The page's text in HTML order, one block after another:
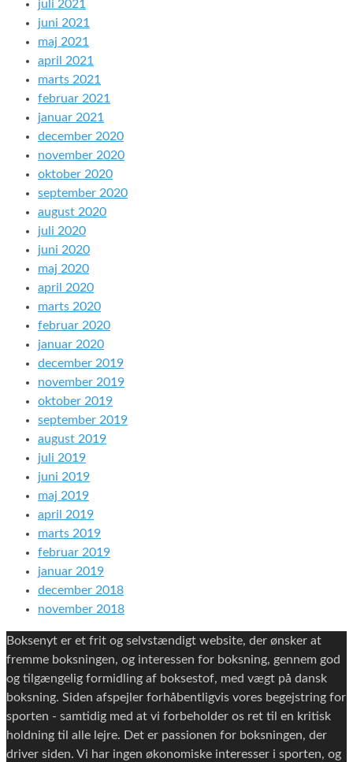
juli 2021
juni 2021
maj 2021
april 2021
marts 2021
februar 2021
januar 2021
december 2020
november 2020
oktober 2020
september 2020
august 2020
juli 2020
juni 2020
maj 2020
april 2020
marts 2020
februar 2020
januar 2020
december 2019
november 2019
oktober 2019
september 2019
august 2019
juli 2019
juni 2019
maj 2019
april 2019
marts 2019
februar 2019
januar 2019
december 2018
november 2018
Boksenyt er et frit og selvstændigt website, der ønsker at
fremme boksningen, og interessen for boksning, gennem god
og tilgængelig formidling af boksestof, med vægt på dansk
boksning. Siden afspejler forhåbentligvis vores begejstring for
sporten - samtidig med at vi forbeholder os ret til en kritisk
holdning til alle lejre. Det er passionen for boksningen, der
driver siden. Vi har ingen økonomiske interesser i sporten, og